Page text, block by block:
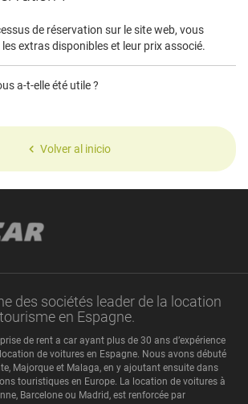
de réservation sur le site web, vous
extras disponibles et leur prix associé.
a-t-elle été utile ?
Volver al inicio
des sociétés leader de la location
en Espagne.
de rent a car ayant plus de 30 ans d’expérience
de voitures en Espagne. Nous avons débuté
Majorque et Malaga, en y ajoutant ensuite dans
touristiques en Europe. La location de voitures à
Barcelone ou Madrid, est renforcée par